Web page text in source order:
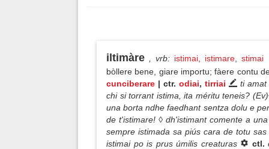
iltimàre , vrb: istimai istimare
stimai
bòllere bene, giare importu; fàere contu
cunciberare | ctr. odiai, tirriai
ti amat
chi si torrant istima, ita méritu teneis?
una borta ndhe faedhant sentza dolu e
de t'istimare! ◊ dh'istimant comente a
sempre istimada sa piús cara de totu
istimai po is prus úmilis creaturas
ctl.